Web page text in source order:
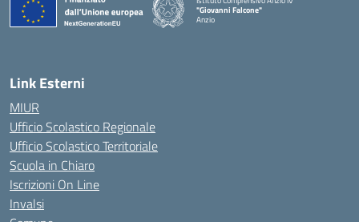
"Giovanni Falcone"
Anzio
Link Esterni
MIUR
Ufficio Scolastico Regionale
Ufficio Scolastico Territoriale
Scuola in Chiaro
Iscrizioni On Line
Invalsi